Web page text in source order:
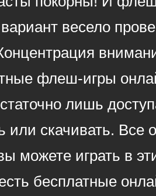
весело
флеш-игры
лишь
или скачивать.
можете играть в
бесплатные